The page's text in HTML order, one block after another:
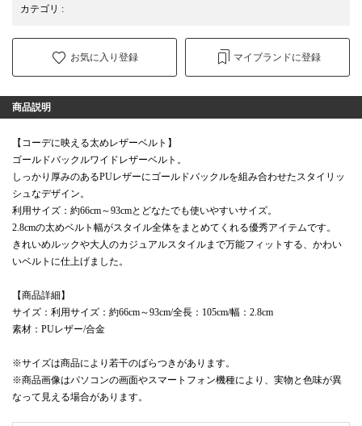
カテゴリ :
お気に入り登録 マイブランドに登録
商品説明
【コーデに映える太めレザーベルト】
ゴールドバックルワイドレザーベルト。
しっかり厚みのあるPUレザーにゴールドバックルを組み合わせたスタイリッ
シュなデザイン。
利用サイズ：約66cm～93cmとどなたでも使いやすいサイズ。
2.8cmの太めベルト幅がスタイル全体をまとめてくれる優秀アイテムです。
きれいめルックや大人のカジュアルスタイルまで万能フィットする、かわい
いベルトに仕上げました。
【商品詳細】
サイズ：利用サイズ：約66cm～93cm/全長：105cm/幅：2.8cm
素材：PUレザー/合金
※サイズは商品により若干のばらつきがあります。
※商品画像はパソコンの画面やスマートフォン機種により、実物と色味が異
なって見える場合があります。